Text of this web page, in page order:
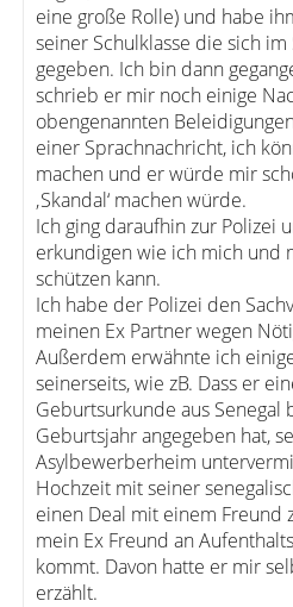
eine große Rolle) und habe
seiner Schulklasse die sich
gegeben. Ich bin dann
schrieb er mir noch einige
obengenannten
einer Sprachnachricht, ich
machen und er würde mir
‚Skandal‘ machen würde.
Ich ging daraufhin zur Polizei
erkundigen wie ich mich und
schützen kann.
Ich habe der Polizei den
meinen Ex Partner wegen
Außerdem erwähnte ich
seinerseits, wie zB. Dass er
Geburtsurkunde aus Senegal
Geburtsjahr angegeben hat,
Asylbewerberheim
Hochzeit mit seiner
einen Deal mit einem Freund
mein Ex Freund an
kommt. Davon hatte er mir
erzählt.